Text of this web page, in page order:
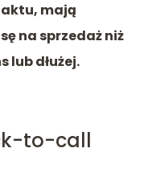
mają
na sprzedaż niż
lub dłużej.
to-call